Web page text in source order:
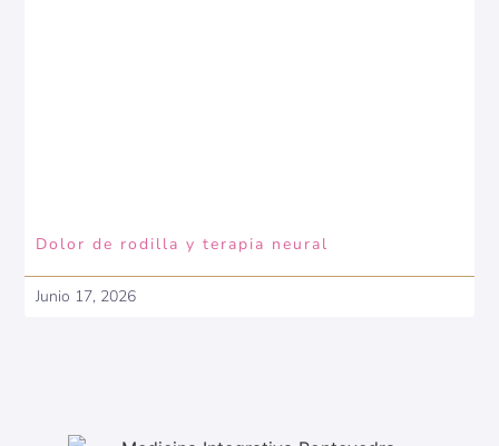
Dolor de rodilla y terapia neural
Junio 17, 2026